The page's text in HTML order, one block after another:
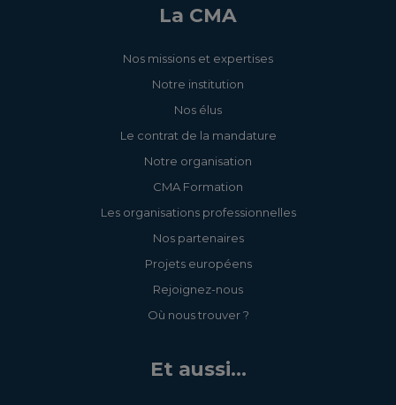
La CMA
Nos missions et expertises
Notre institution
Nos élus
Le contrat de la mandature
Notre organisation
CMA Formation
Les organisations professionnelles
Nos partenaires
Projets européens
Rejoignez-nous
Où nous trouver ?
Et aussi...